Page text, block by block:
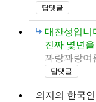
답댓글
대찬성입니
진짜 몇년
꽈랑꽈랑여
답댓글
의지의 한국인